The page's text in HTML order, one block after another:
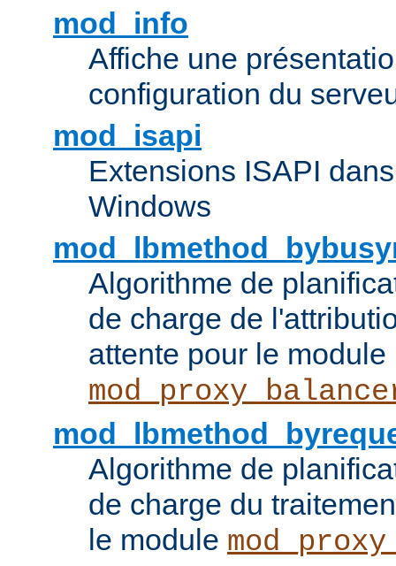
mod_info
Affiche une
configuration du
mod_isapi
Extensions ISAPI
Windows
Algorithme de
de charge de
attente pour le module
Algorithme de
de charge du
le module